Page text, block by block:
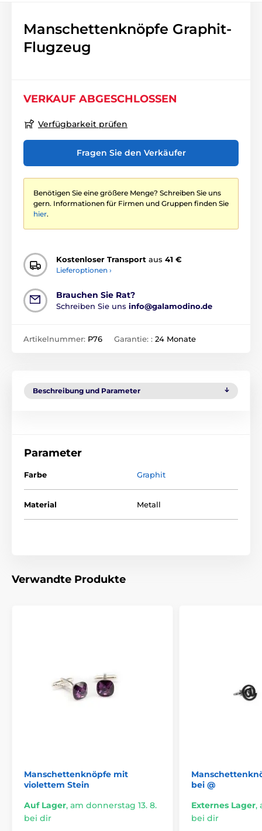
Manschettenknöpfe Graphit-
Flugzeug
VERKAUF ABGESCHLOSSEN
Verfügbarkeit prüfen
Fragen Sie den Verkäufer
Benötigen Sie eine größere Menge? Schreiben Sie uns
gern. Informationen für Firmen und Gruppen finden Sie
hier.
Kostenloser Transport aus 41 €
Lieferoptionen ›
Brauchen Sie Rat?
Schreiben Sie uns info@galamodino.de
Artikelnummer: P76 Garantie: : 24 Monate
Beschreibung und Parameter
Parameter
Farbe Graphit
Material Metall
Verwandte Produkte
Manschettenknöpfe mit
violettem Stein
Auf Lager, am donnerstag 13. 8.
bei dir
bei @
Externes Lager,
bei dir